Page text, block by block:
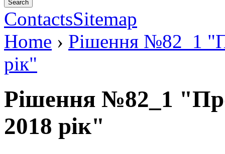
ContactsSitemap
Home › Рішення №82_1
рік"
Рішення №82_1
2018 рік"